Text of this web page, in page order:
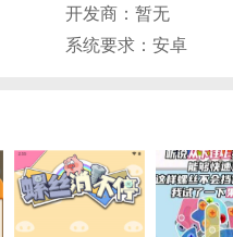
螺丝的分布，选择合适的
难题，完成关卡挑战，并
赛：与其他玩家竞争，看
玩家收到的红包就越多。
操作：无论是点击还是拖
开发商：暂无
系统要求：安卓